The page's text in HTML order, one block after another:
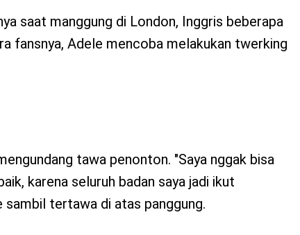
saat manggung di London, Inggris beberapa
fansnya, Adele mencoba melakukan twerking
tawa penonton. "Saya nggak bisa
karena seluruh badan saya jadi ikut
sambil tertawa di atas panggung.